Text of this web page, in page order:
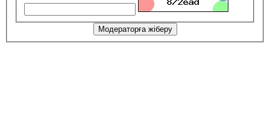
Модераторға жіберу